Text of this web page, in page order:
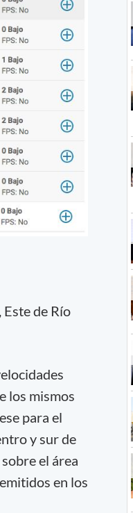
Este de Río
los mismos
para el
y sur de
el área
en los